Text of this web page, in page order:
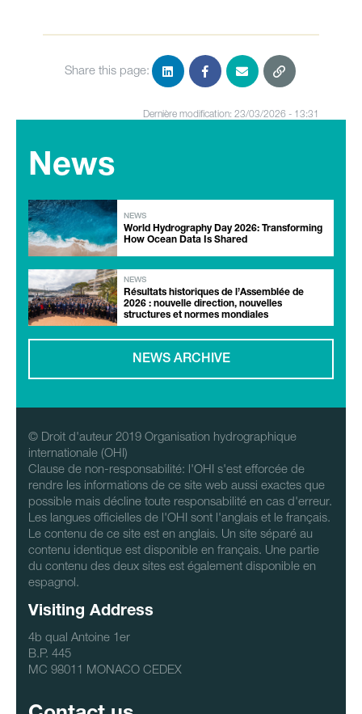
Share this page:
Dernière modification: 23/03/2026 - 13:31
News
NEWS
World Hydrography Day 2026: Transforming
How Ocean Data Is Shared
NEWS
Résultats historiques de l’Assemblée de
2026 : nouvelle direction, nouvelles
structures et normes mondiales
NEWS ARCHIVE
© Droit d'auteur 2019 Organisation hydrographique
internationale (OHI)
Clause de non-responsabilité: l'OHI s'est efforcée de
rendre les informations de ce site web aussi exactes que
possible mais décline toute responsabilité en cas d'erreur.
Les langues officielles de l'OHI sont l'anglais et le français.
Le contenu de ce site est en anglais. Un site séparé au
contenu identique est disponible en français. Une partie
du contenu des deux sites est également disponible en
espagnol.
Visiting Address
4b qual Antoine 1er
B.P. 445
MC 98011 MONACO CEDEX